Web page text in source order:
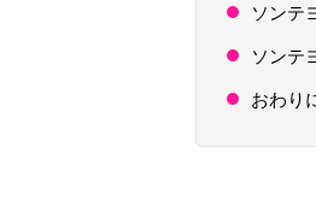
ソンテ
ソンテ
おわり